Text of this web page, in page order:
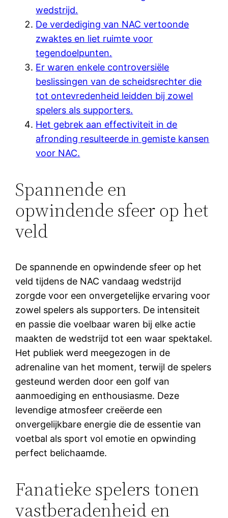
wedstrijd.
De verdediging van NAC vertoonde
zwaktes en liet ruimte voor
tegendoelpunten.
Er waren enkele controversiële
beslissingen van de scheidsrechter die
tot ontevredenheid leidden bij zowel
spelers als supporters.
Het gebrek aan effectiviteit in de
afronding resulteerde in gemiste kansen
voor NAC.
Spannende en
opwindende sfeer op het
veld
De spannende en opwindende sfeer op het
veld tijdens de NAC vandaag wedstrijd
zorgde voor een onvergetelijke ervaring voor
zowel spelers als supporters. De intensiteit
en passie die voelbaar waren bij elke actie
maakten de wedstrijd tot een waar spektakel.
Het publiek werd meegezogen in de
adrenaline van het moment, terwijl de spelers
gesteund werden door een golf van
aanmoediging en enthousiasme. Deze
levendige atmosfeer creëerde een
onvergelijkbare energie die de essentie van
voetbal als sport vol emotie en opwinding
perfect belichaamde.
Fanatieke spelers tonen
vastberadenheid en